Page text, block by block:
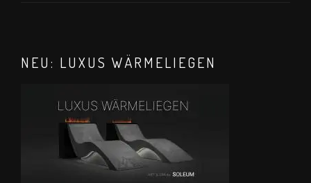
NEU: LUXUS WÄRMELIEGEN